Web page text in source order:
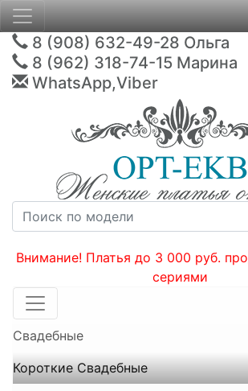
8 (908) 632-49-28 Ольга
8 (962) 318-74-15 Марина
WhatsApp,Viber
Внимание! Платья до 3 000 руб.
сериями
Свадебные
Короткие Свадебные